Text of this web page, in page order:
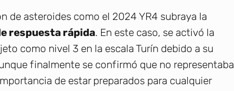
de asteroides como el 2024 YR4 subraya la
respuesta rápida. En este caso, se activó la
como nivel 3 en la escala Turín debido a su
finalmente se confirmó que no representaba
de estar preparados para cualquier